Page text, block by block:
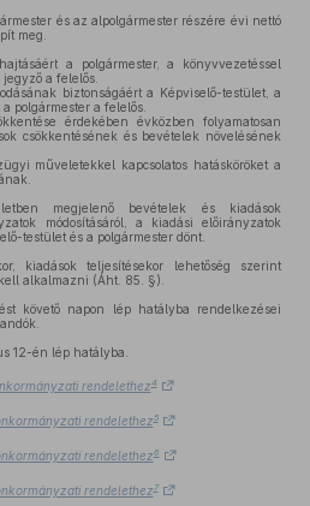
és az alpolgármester részére évi nettó
meg.
a polgármester, a könyvvezetéssel
a felelős.
biztonságáért a Képviselő-testület, a
polgármester a felelős.
érdekében évközben folyamatosan
csökkentésének és bevételek növelésének
műveletekkel kapcsolatos hatásköröket a
megjelenő bevételek és kiadások
módosításáról, a kiadási előirányzatok
testület és a polgármester dönt.
kiadások teljesítésekor lehetőség szerint
alkalmazni (Áht. 85. §).
követő napon lép hatályba rendelkezései
12-én lép hatályba.
rendelethez4
rendelethez5
rendelethez6
rendelethez7